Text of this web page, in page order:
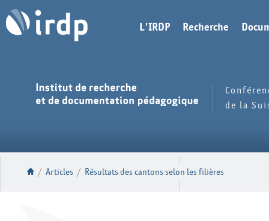
L'IRDP Recherche
de la
/ Articles / Résultats des cantons selon les filières